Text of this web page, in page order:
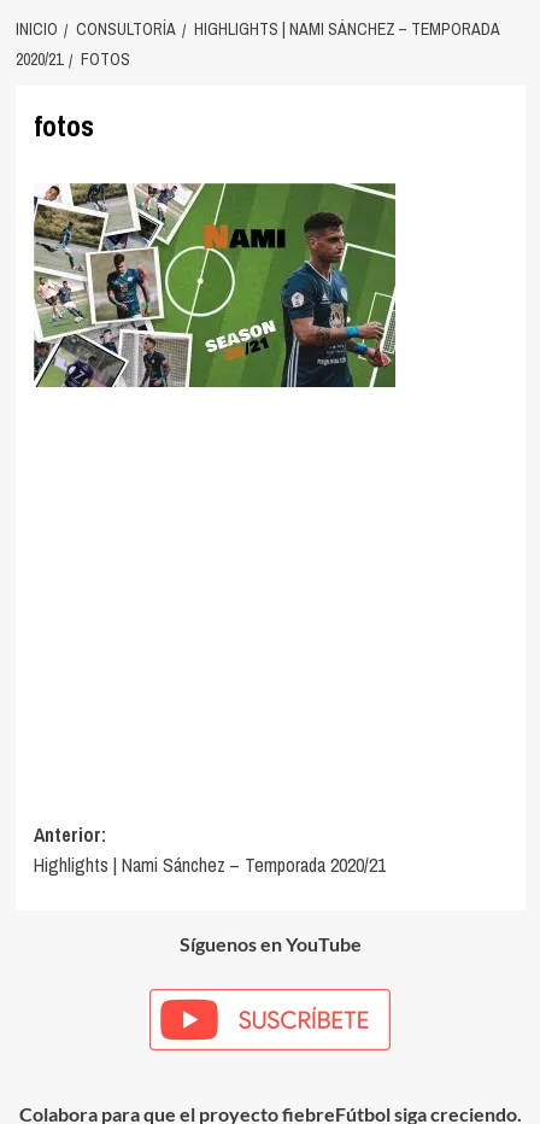
INICIO CONSULTORÍA
HIGHLIGHTS | NAMI SÁNCHEZ – TEMPORADA
2020/21
FOTOS
fotos
Navegación
de
Anterior:
Highlights | Nami Sánchez – Temporada 2020/21
Síguenos en YouTube
Colabora para que el proyecto fiebreFútbol siga creciendo.